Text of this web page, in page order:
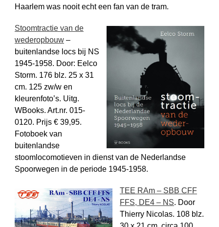
Haarlem was nooit echt een fan van de tram.
Stoomtractie van de
wederopbouw –
buitenlandse locs bij NS
1945-1958. Door: Eelco
Storm. 176 blz. 25 x 31
cm. 125 zw/w en
kleurenfoto’s. Uitg.
WBooks. Art.nr. 015-
0120. Prijs € 39,95.
Fotoboek van
buitenlandse
stoomlocomotieven in dienst van de Nederlandse
Spoorwegen in de periode 1945-1958.
TEE RAm – SBB CFF
FFS, DE4 – NS. Door
Thierry Nicolas. 108 blz.